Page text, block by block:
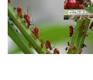
Pentru radacina
Regulatori naturali de
Biofertilizatori
Solutii microbiene
Solutii microbiene
Pachete tehnologice
Agricultura ecologica
Capcana cu feromoni
Capcane
Seminte de varza
Seminte de vinete
Seminte de pepeni verzi
Seminte de pepeni
Ata de legat si palisat
Accesorii solar
Generator cu aer cald
Aeroterma
Ventilatoare
Scule electrice